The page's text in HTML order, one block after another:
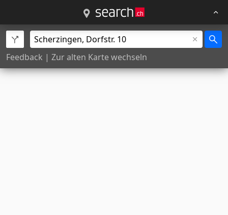
Feedback | Zur alten Karte wechseln